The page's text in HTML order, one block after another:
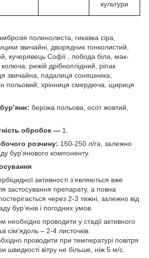
культури
полинолиста, гикавка сіра,
звичайні, дворядник тонколистий,
кучерявець Софії , лобода біла, мак-
рижій дрібноплідний, ріпак
звичайна, падалиця соняшника,
польовий, хрінниця смердюча, щириця
берізка польова, осот жовтий,
обробок — 1.
розчину: 150-250 л/га, залежно
бур’янового компоненту.
активності з’являються вже
застосування препарату, а повна
через 2-3 тижні, залежно від
бур’янів і погодних умов.
необхідно проводити у стадії активного
сім’ядоль – 2-4 листочків.
проводити при температурі повітря
швидкості вітру не більше, ніж 5 м/с.